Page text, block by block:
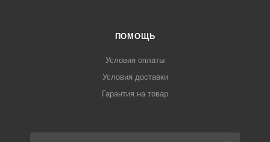
ПОМОЩЬ
Условия оплаты
Условия доставки
Гарантия на товар